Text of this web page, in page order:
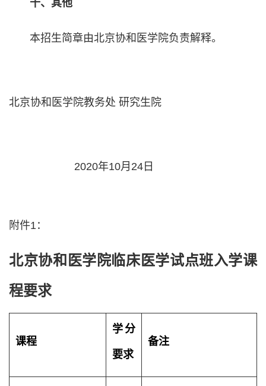
十、其他
本招生简章由北京协和医学院负责解释。
北京协和医学院教务处 研究生院
2020年10月24日
附件1：
北京协和医学院临床医学试点班入学课
程要求
课程
学分
要求
备注